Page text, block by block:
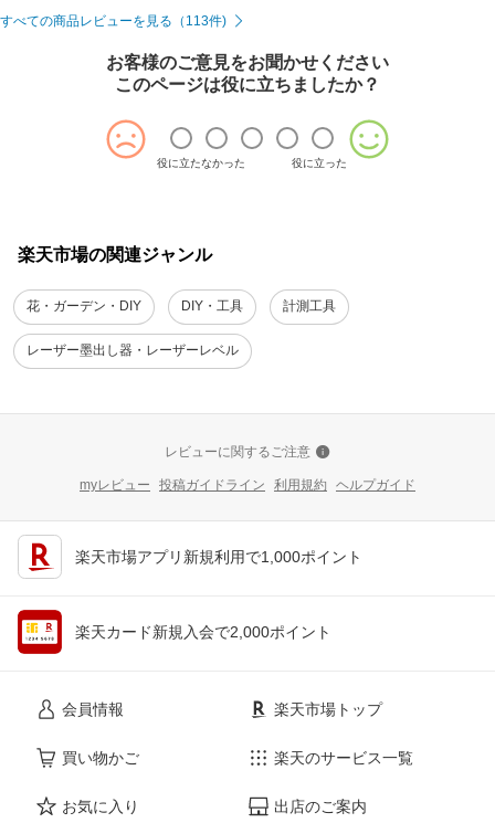
すべての商品レビューを見る（113件)
お客様のご意見をお聞かせください
このページは役に立ちましたか？
役に立たなかった 役に立った
楽天市場の関連ジャンル
花・ガーデン・DIY DIY・工具 計測工具
レーザー墨出し器・レーザーレベル
レビューに関するご注意
myレビュー 投稿ガイドライン 利用規約 ヘルプガイド
楽天市場アプリ新規利用で1,000ポイント
楽天カード新規入会で2,000ポイント
会員情報
買い物かご
お気に入り
楽天市場トップ
楽天のサービス一覧
出店のご案内